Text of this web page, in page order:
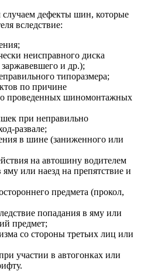
дефекты шин, которые
вследствие:
неисправного диска
и др.);
типоразмера;
по причине
проведенных шиномонтажных
при неправильно
развале;
в шине (заниженного или
на автошину водителем
или наезд на препятствие и
предмета (прокол,
попадания в яму или
предмет;
со стороны третьих лиц или
участии в автогонках или